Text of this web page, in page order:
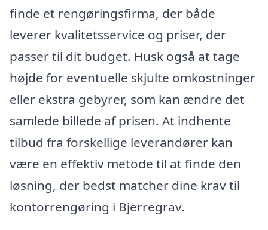
finde et rengøringsfirma, der både
leverer kvalitetsservice og priser, der
passer til dit budget. Husk også at tage
højde for eventuelle skjulte omkostninger
eller ekstra gebyrer, som kan ændre det
samlede billede af prisen. At indhente
tilbud fra forskellige leverandører kan
være en effektiv metode til at finde den
løsning, der bedst matcher dine krav til
kontorrengøring i Bjerregrav.